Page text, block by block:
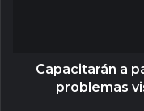
Capacitarán a
problemas